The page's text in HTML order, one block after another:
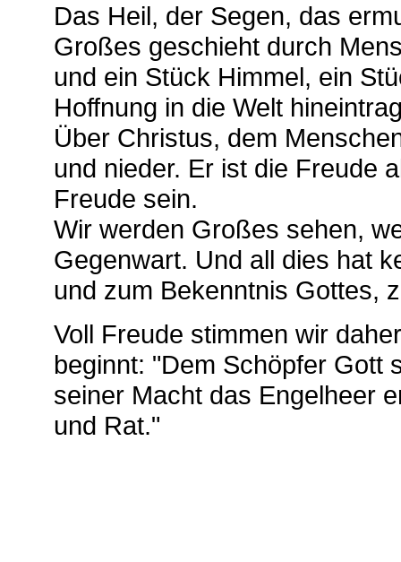
Das Heil, der Segen, das
Großes geschieht durch
und ein Stück Himmel, ein
Hoffnung in die Welt
Über Christus, dem
und nieder. Er ist die Freude
Freude sein.
Wir werden Großes sehen,
Gegenwart. Und all dies hat
und zum Bekenntnis Gottes,
Voll Freude stimmen wir
beginnt: "Dem Schöpfer Gott
seiner Macht das Engelheer
und Rat."